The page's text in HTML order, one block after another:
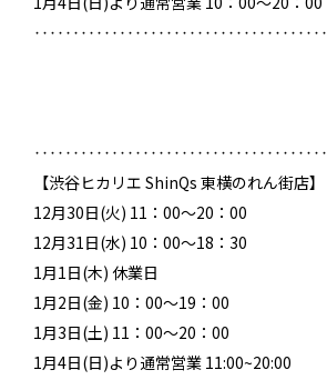
‥‥‥‥‥‥‥‥‥‥‥‥‥‥‥‥‥‥‥
‥‥‥‥‥‥‥‥‥‥‥‥‥‥‥‥‥‥‥
【渋谷ヒカリエ ShinQs 東横のれん街店】
12月30日(火) 11：00～20：00
12月31日(水) 10：00～18：30
1月1日(木) 休業日
1月2日(金) 10：00～19：00
1月3日(土) 11：00～20：00
1月4日(日)より通常営業 11:00~20:00